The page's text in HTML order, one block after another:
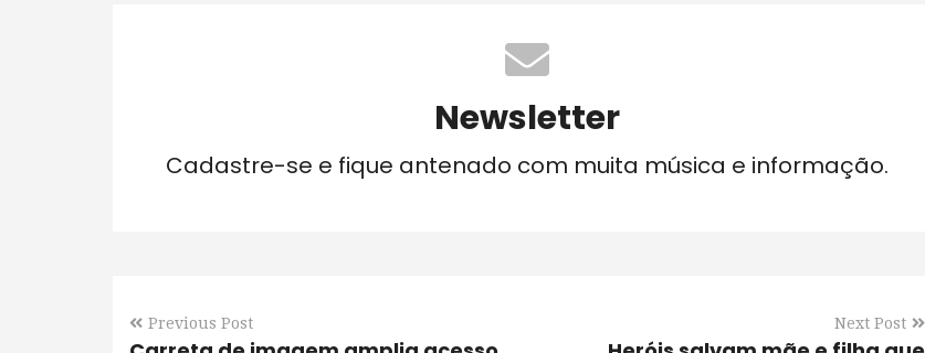
Newsletter
Cadastre-se e fique antenado com muita música e informação.
Previous Post Next Post